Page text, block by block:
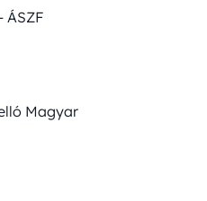
ÁSZF
Magyar